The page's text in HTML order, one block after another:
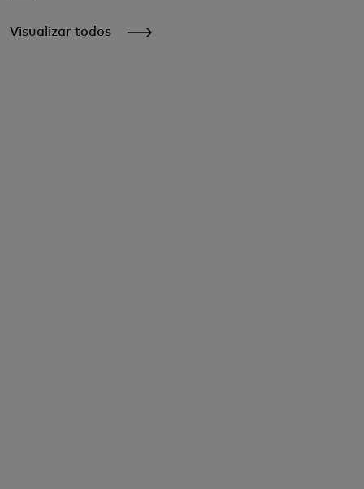
Visualizar todos